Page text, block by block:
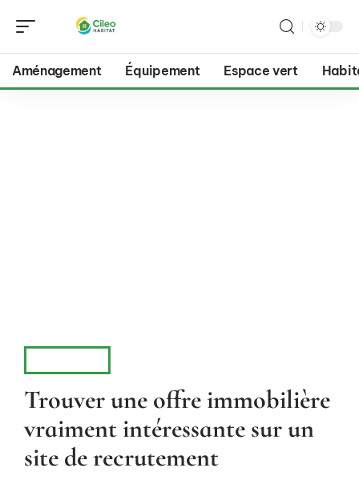
Aménagement Équipement Espace vert
Trouver une offre immobilière
vraiment intéressante sur un
site de recrutement